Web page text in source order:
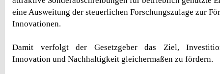
eine Ausweitung der steuerlichen Forschungszulage zur
Innovationen.
Damit verfolgt der Gesetzgeber das Ziel,
Innovation und Nachhaltigkeit gleichermaßen zu fördern.